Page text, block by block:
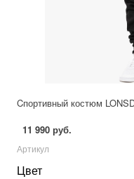
Cпортивный костюм
11 990 руб.
Артикул
Цвет